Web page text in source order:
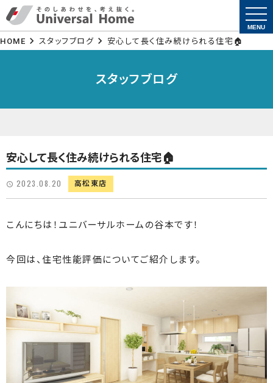
HOME スタッフブログ 安心して長く住み続けられる住宅🏠
スタッフブログ
安心して長く住み続けられる住宅🏠
2023.08.20 高松東店
こんにちは！ユニバーサルホームの谷本です！
今回は、住宅性能評価についてご紹介します。
MENU